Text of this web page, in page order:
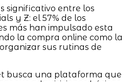
significativo entre los
y Z: el 57% de los
más han impulsado esta
la compra online como la
sus rutinas de
busca una plataforma que